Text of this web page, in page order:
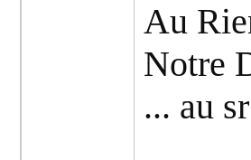
Au
Notre
... au